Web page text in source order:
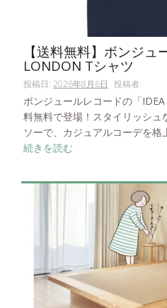
【送料無料】ボンジュ
LONDON Tシャツ
投稿日: 2026年8月6日 投稿者:
ボンジュールレコードの「
料無料で登場！スタイリッシュ
ソーで、カジュアルコーデを格
続きを読む